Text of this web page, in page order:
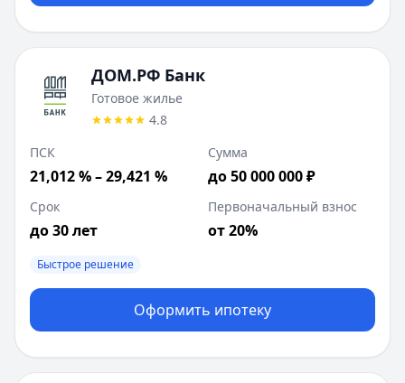
ДОМ.РФ Банк
Готовое жилье
4.8
ПСК
21,012 % – 29,421 %
Сумма
до 50 000 000 ₽
Срок
до 30 лет
Первоначальный взнос
от 20%
Быстрое решение
Оформить ипотеку